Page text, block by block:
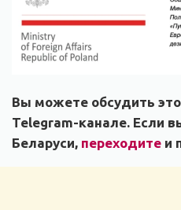
Вы можете обсудить
Telegram-канале. Если
Беларуси, переходите и